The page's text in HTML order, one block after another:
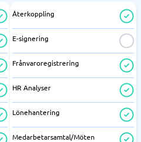
Återkoppling
E-signering
Frånvaroregistrering
HR Analyser
Lönehantering
Medarbetarsamtal/Möten